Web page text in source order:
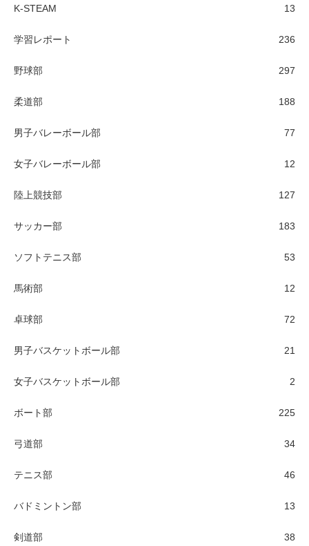
K-STEAM 13
学習レポート 236
野球部 297
柔道部 188
男子バレーボール部 77
女子バレーボール部 12
陸上競技部 127
サッカー部 183
ソフトテニス部 53
馬術部 12
卓球部 72
男子バスケットボール部 21
女子バスケットボール部 2
ボート部 225
弓道部 34
テニス部 46
バドミントン部 13
剣道部 38